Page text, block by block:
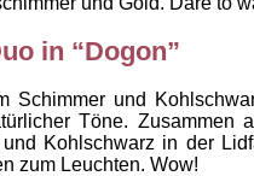
in “Dogon”
Schimmer und
Töne. Zusammen
Kohlschwarz in der
zum Leuchten. Wow!